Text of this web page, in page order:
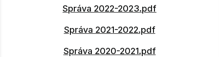
Správa 2022-2023.pdf
Správa 2021-2022.pdf
Správa 2020-2021.pdf